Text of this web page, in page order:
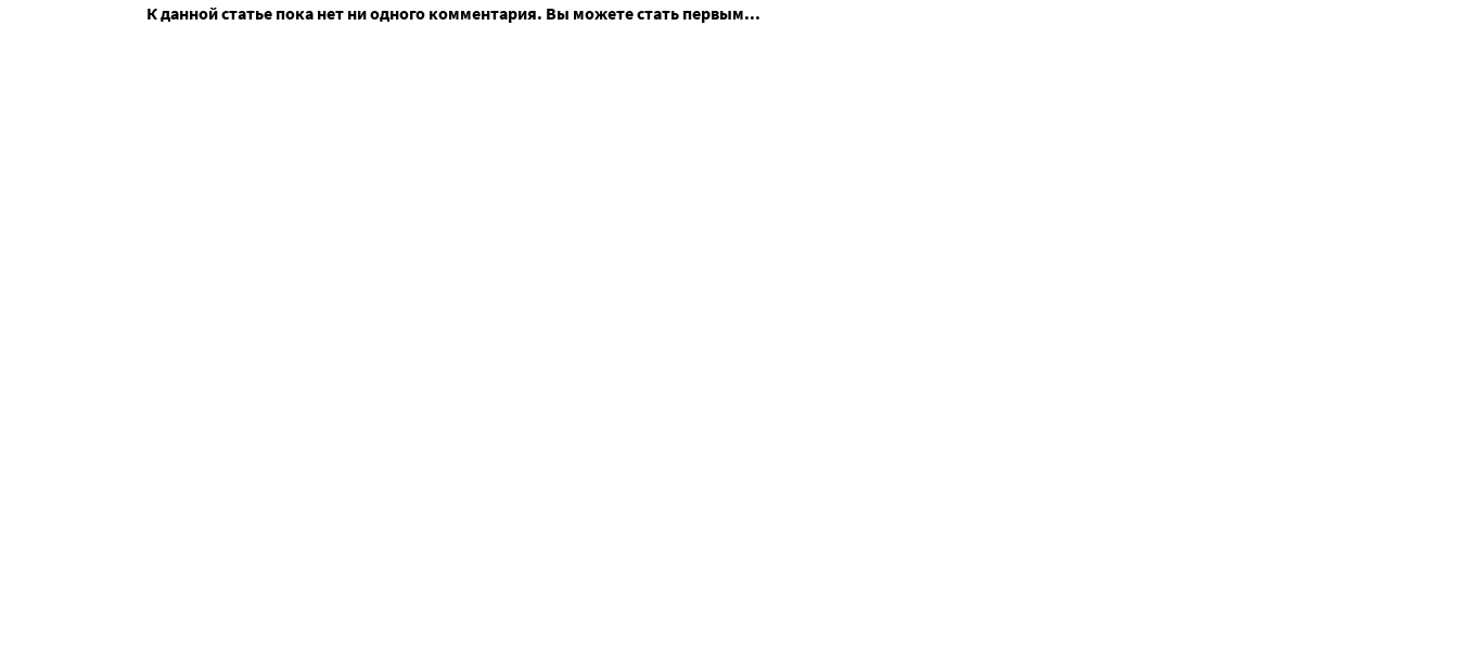
К данной статье пока нет ни одного комментария. Вы можете стать первым...